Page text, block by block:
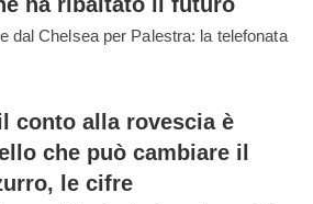
dal Chelsea per Palestra: la telefonata
conto alla rovescia è
che può cambiare il
le cifre